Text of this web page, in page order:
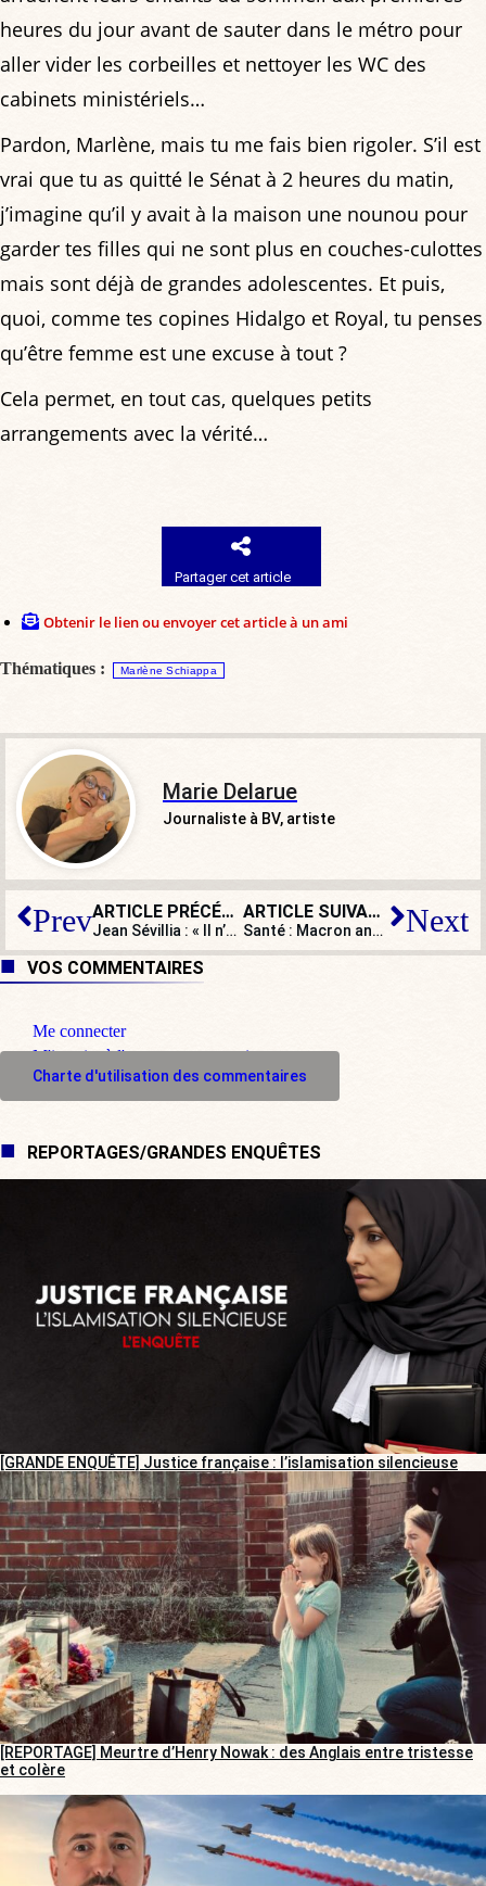
heures du jour avant de sauter dans le métro pour
aller vider les corbeilles et nettoyer les WC des
cabinets ministériels…
Pardon, Marlène, mais tu me fais bien rigoler. S’il est
vrai que tu as quitté le Sénat à 2 heures du matin,
j’imagine qu’il y avait à la maison une nounou pour
garder tes filles qui ne sont plus en couches-culottes
mais sont déjà de grandes adolescentes. Et puis,
quoi, comme tes copines Hidalgo et Royal, tu penses
qu’être femme est une excuse à tout ?
Cela permet, en tout cas, quelques petits
arrangements avec la vérité…
Partager cet article
Obtenir le lien ou envoyer cet article à un ami
Thématiques : Marlène Schiappa
Marie Delarue
Journaliste à BV, artiste
Prev ARTICLE PRÉCÉDENT
Jean Sévillia : « Il n’y a pas plus Français que Louis de Funès et Lino Ventura ! »
ARTICLE SUIVANT
Santé : Macron annonce deux projets ambitieux Next
VOS COMMENTAIRES
Me connecter
M'inscrire à l'espace commentaire
Charte d'utilisation des commentaires
REPORTAGES/GRANDES ENQUÊTES
[GRANDE ENQUÊTE] Justice française : l’islamisation silencieuse
[REPORTAGE] Meurtre d’Henry Nowak : des Anglais entre tristesse
et colère